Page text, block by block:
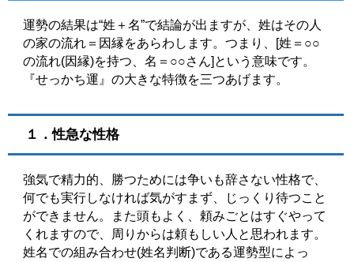
運勢の結果は“姓＋名”で結論が出ますが、姓はその人
の家の流れ＝因縁をあらわします。つまり、[姓＝○○
の流れ(因縁)を持つ、名＝○○さん]という意味です。
『せっかち運』の大きな特徴を三つあげます。
１．性急な性格
強気で精力的、勝つためには争いも辞さない性格で、
何でも実行しなければ気がすまず、じっくり待つこと
ができません。また頭もよく、頼みごとはすぐやって
くれますので、周りからは頼もしい人と思われます。
姓名での組み合わせ(姓名判断)である運勢型によっ